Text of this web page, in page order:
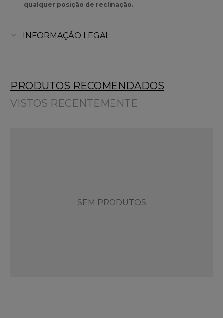
qualquer posição de reclinação.
INFORMAÇÃO LEGAL
PRODUTOS RECOMENDADOS
VISTOS RECENTEMENTE
SEM PRODUTOS